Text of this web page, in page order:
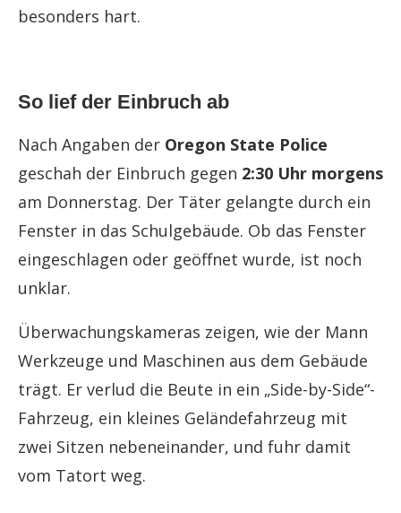
besonders hart.
So lief der Einbruch ab
Nach Angaben der Oregon State Police
geschah der Einbruch gegen 2:30 Uhr morgens
am Donnerstag. Der Täter gelangte durch ein
Fenster in das Schulgebäude. Ob das Fenster
eingeschlagen oder geöffnet wurde, ist noch
unklar.
Überwachungskameras zeigen, wie der Mann
Werkzeuge und Maschinen aus dem Gebäude
trägt. Er verlud die Beute in ein „Side-by-Side“-
Fahrzeug, ein kleines Geländefahrzeug mit
zwei Sitzen nebeneinander, und fuhr damit
vom Tatort weg.